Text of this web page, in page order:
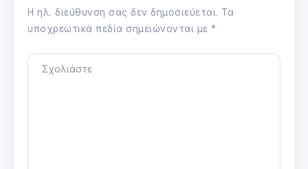
Η ηλ. διεύθυνση σας δεν δημοσιεύεται. Τα
υποχρεωτικά πεδία σημειώνονται με *